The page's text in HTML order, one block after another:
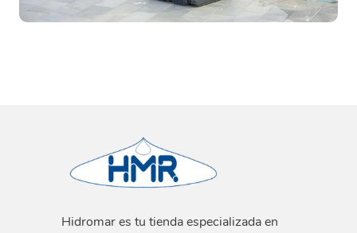
Hidromar es tu tienda especializada en